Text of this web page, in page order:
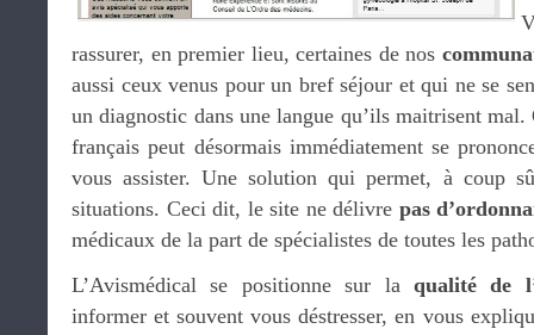
rassurer, en premier lieu, certaines de nos
aussi ceux venus pour un bref séjour et qui ne se
un diagnostic dans une langue qu’ils maitrisent
français peut désormais immédiatement se
vous assister. Une solution qui permet, à coup
situations. Ceci dit, le site ne délivre pas
médicaux de la part de spécialistes de toutes les
L’Avismédical se positionne sur la qualité de
informer et souvent vous déstresser, en vous